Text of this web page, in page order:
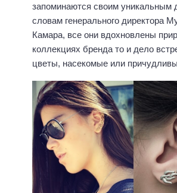
запоминаются своим уникальным
словам генерального директора
Камара, все они вдохновлены
коллекциях бренда то и дело
цветы, насекомые или